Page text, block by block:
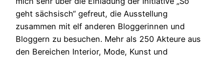
geht sächsisch“ gefreut, die Ausstellung
zusammen mit elf anderen Bloggerinnen und
Bloggern zu besuchen. Mehr als 250 Akteure aus
den Bereichen Interior, Mode, Kunst und